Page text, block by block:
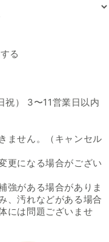
切り）」の数量を減らす
る
祝） 3〜11営業日以内
ません。（キャンセル
更になる場合がござい
強がある場合がありま
、汚れなどがある場合
には問題ございませ